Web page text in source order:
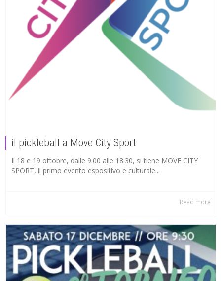
il pickleball a Move City Sport
Il 18 e 19 ottobre, dalle 9.00 alle 18.30, si tiene MOVE CITY
SPORT, il primo evento espositivo e culturale...
Read more